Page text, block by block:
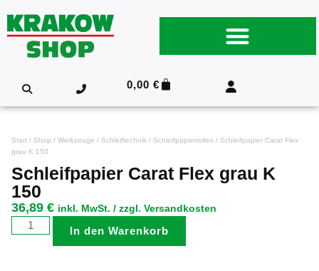
0,00€
Start / Shop / Werkzeuge / Schleiftechnik / Schleifpapierrollen / Schleifpapier Carat Flex
grau K 150
Schleifpapier Carat Flex grau K
150
36,89 € inkl. MwSt. / zzgl. Versandkosten
In den Warenkorb